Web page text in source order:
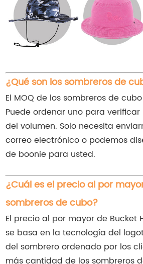
¿Qué son los sombreros de
El MOQ de los sombreros de
Puede ordenar uno para
del volumen. Solo necesita
correo electrónico o podemos
de boonie para usted.
¿Cuál es el precio al por
sombreros de cubo?
El precio al por mayor de Bucket
se basa en la tecnología del
del sombrero ordenado por los
más cantidad de los sombreros